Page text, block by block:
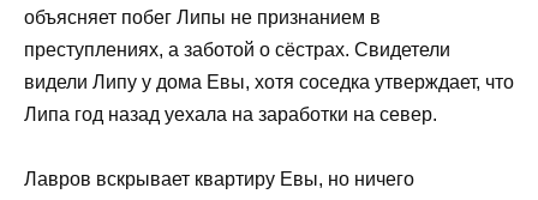
объясняет побег Липы не признанием в
преступлениях, а заботой о сёстрах. Свидетели
видели Липу у дома Евы, хотя соседка утверждает, что
Липа год назад уехала на заработки на север.
Лавров вскрывает квартиру Евы, но ничего